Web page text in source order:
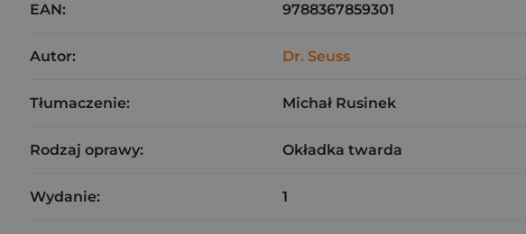
EAN: 9788367859301
Autor: Dr. Seuss
Tłumaczenie: Michał Rusinek
Rodzaj oprawy: Okładka twarda
Wydanie: 1